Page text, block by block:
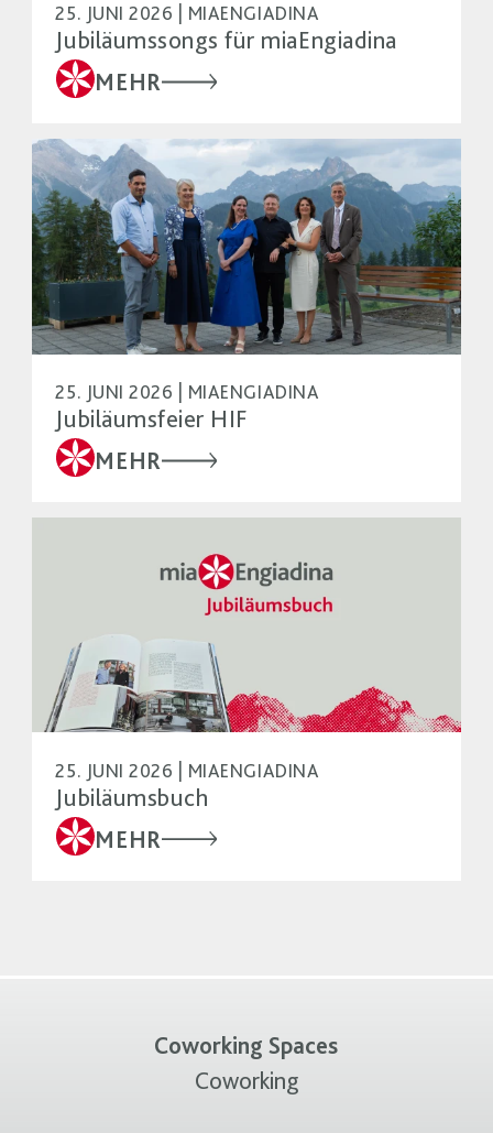
25. JUNI 2026 | MIAENGIADINA
Jubiläumssongs für miaEngiadina
MEHR
25. JUNI 2026 | MIAENGIADINA
Jubiläumsfeier HIF
MEHR
25. JUNI 2026 | MIAENGIADINA
Jubiläumsbuch
MEHR
Coworking Spaces
Coworking